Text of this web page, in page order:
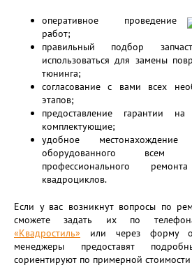
оперативное проведение
работ;
правильный подбор
использоваться для замены
тюнинга;
согласование с вами всех
этапов;
предоставление гарантии
комплектующие;
удобное местонахождение
оборудованного всем
профессионального
квадроциклов.
Если у вас возникнут вопросы по
сможете задать их по
«Квадростиль» или через форму
менеджеры предоставят
сориентируют по примерной стоимости